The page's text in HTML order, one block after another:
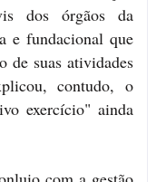
dos órgãos da
e fundacional que
de suas atividades
contudo, o
exercício" ainda